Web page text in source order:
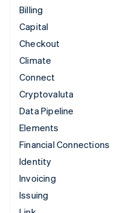
Billing
Capital
Checkout
Climate
Connect
Cryptovaluta
Data Pipeline
Elements
Financial Connections
Identity
Invoicing
Issuing